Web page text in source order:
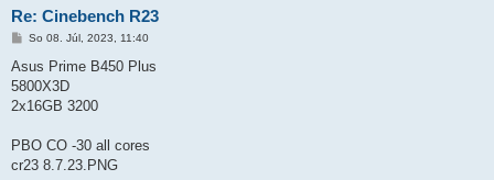
Re: Cinebench R23
P
í
p
e
k
So 08. Júl, 2023, 11:40
Asus Prime B450 Plus
5800X3D
2x16GB 3200
PBO CO -30 all cores
cr23 8.7.23.PNG